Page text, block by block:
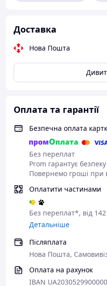
Доставка
Нова Пошта
Оплата та гарантії
Безпечна оплата
Без переплат
Prom гарантує безпеку
Повернемо гроші при
Оплатити частинами
Без переплат*, від 142
Детальніше
Післяплата
Нова Пошта,
Оплата на рахунок
IBAN